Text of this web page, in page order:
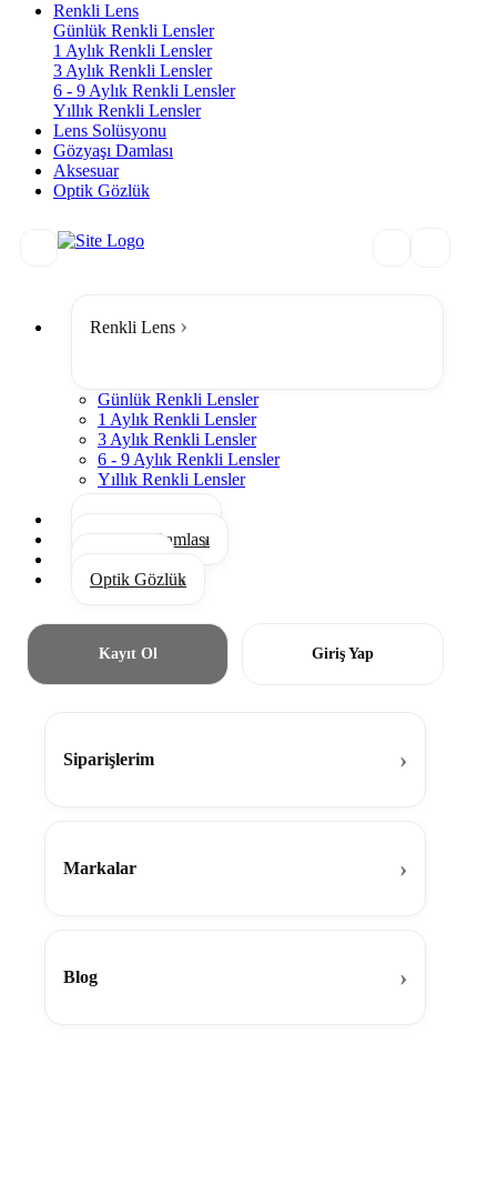
Renkli Lens
Günlük Renkli Lensler
1 Aylık Renkli Lensler
3 Aylık Renkli Lensler
6 - 9 Aylık Renkli Lensler
Yıllık Renkli Lensler
Lens Solüsyonu
Gözyaşı Damlası
Aksesuar
Optik Gözlük
Renkli Lens
Günlük Renkli Lensler
1 Aylık Renkli Lensler
3 Aylık Renkli Lensler
6 - 9 Aylık Renkli Lensler
Yıllık Renkli Lensler
Gözyaşı Damlası
Optik Gözlük
Kayıt Ol Giriş Yap
Siparişlerim
Markalar
Blog